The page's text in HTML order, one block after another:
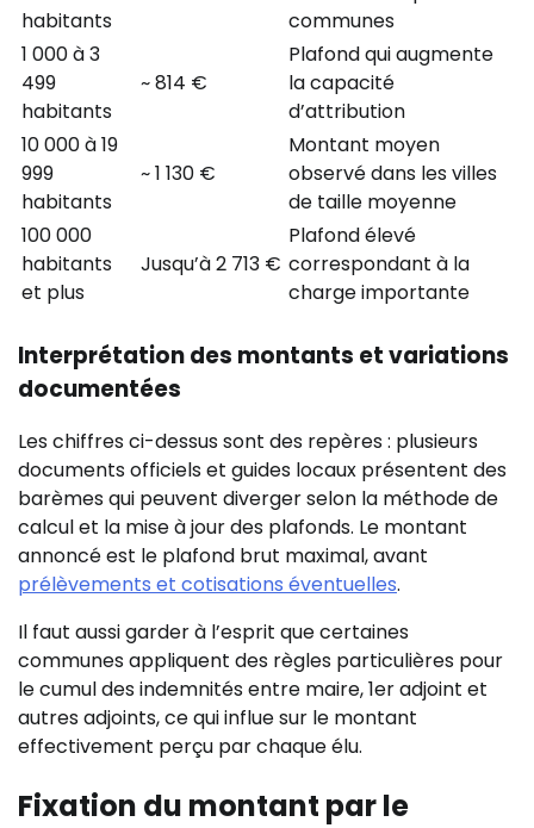
habitants
communes
1 000 à 3
499
habitants
~ 814 €
Plafond qui augmente
la capacité
d’attribution
10 000 à 19
999
habitants
~ 1 130 €
Montant moyen
observé dans les villes
de taille moyenne
100 000
habitants
et plus
Jusqu’à 2 713 €
Plafond élevé
correspondant à la
charge importante
Interprétation des montants et variations
documentées
Les chiffres ci-dessus sont des repères : plusieurs
documents officiels et guides locaux présentent des
barèmes qui peuvent diverger selon la méthode de
calcul et la mise à jour des plafonds. Le montant
annoncé est le plafond brut maximal, avant
prélèvements et cotisations éventuelles.
Il faut aussi garder à l’esprit que certaines
communes appliquent des règles particulières pour
le cumul des indemnités entre maire, 1er adjoint et
autres adjoints, ce qui influe sur le montant
effectivement perçu par chaque élu.
Fixation du montant par le